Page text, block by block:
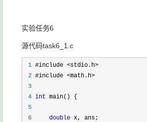
实验任务6
源代码task6_1.c
1
2
3
4 int
5
6
double